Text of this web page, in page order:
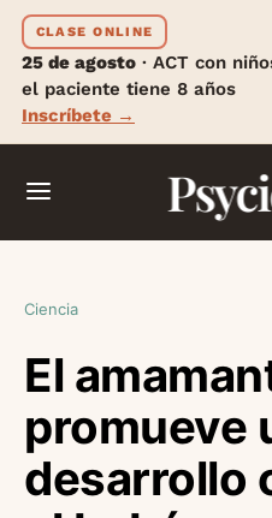
CLASE ONLINE
25 de agosto · ACT con
el paciente tiene 8 años
Inscríbete →
Ciencia
El
promueve
desarrollo